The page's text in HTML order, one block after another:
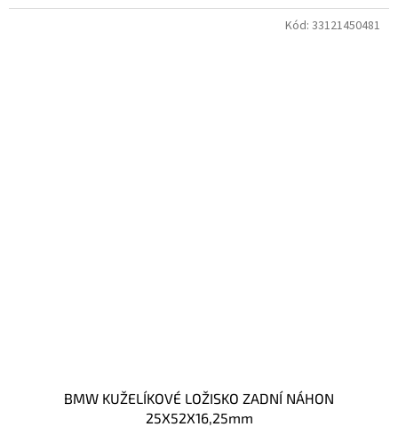
BMW KUŽELÍKOVÉ LOŽISKO ZADNÍ NÁHON
25X52X16,25mm
Kód: 33121450481